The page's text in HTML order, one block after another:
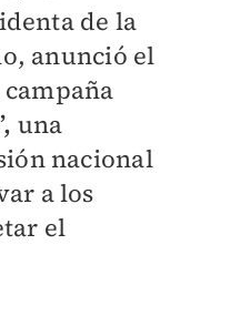
de la
anunció el
una
nacional
a los
el